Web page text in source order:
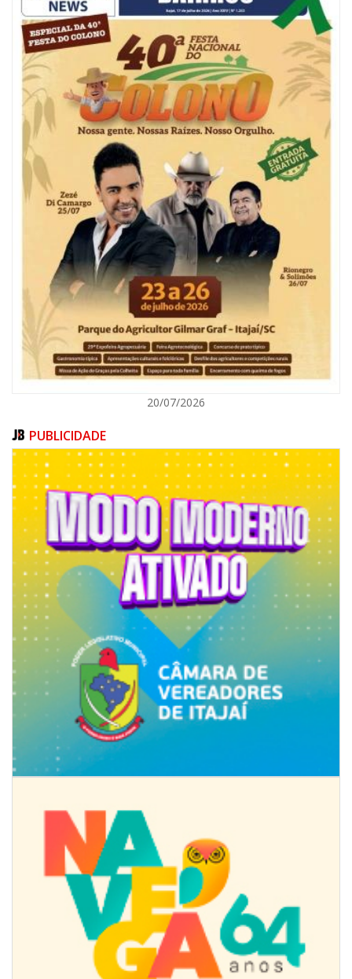
08/08/2026 | 07:00
Reservatórios de Penha são higienizados com ajuda de mergulhadores e
sem interrupção no abastecimento
ITAJAÍ
08/08/2026 | 07:00
Limpeza de valas e ribeirões avança no interior de Itajaí
ITAJAÍ
20/07/2026
PUBLICIDADE